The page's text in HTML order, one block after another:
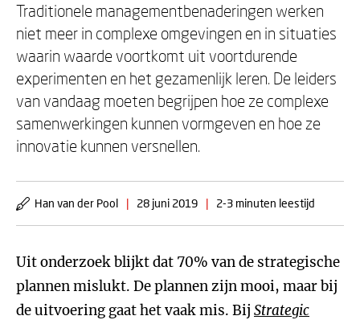
Traditionele managementbenaderingen werken
niet meer in complexe omgevingen en in situaties
waarin waarde voortkomt uit voortdurende
experimenten en het gezamenlijk leren. De leiders
van vandaag moeten begrijpen hoe ze complexe
samenwerkingen kunnen vormgeven en hoe ze
innovatie kunnen versnellen.
Han van der Pool | 28 juni 2019 | 2-3 minuten leestijd
Uit onderzoek blijkt dat 70% van de strategische
plannen mislukt. De plannen zijn mooi, maar bij
de uitvoering gaat het vaak mis. Bij Strategic